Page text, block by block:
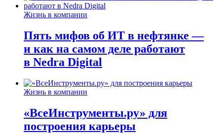
Жизнь в компании
Пять мифов об ИТ в нефтянке —
и как на самом деле работают
в Nedra Digital
Жизнь в компании
«ВсеИнструменты.ру» для
построения карьеры